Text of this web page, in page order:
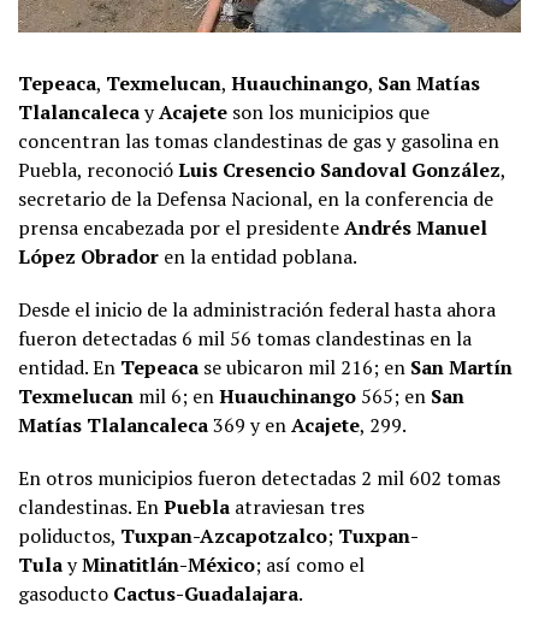
Tepeaca, Texmelucan, Huauchinango, San Matías
TlalancalecayAcajete son los municipios que
concentran las tomas clandestinas de gas y gasolina en
Puebla, reconocióLuis Cresencio Sandoval González,
secretario de la Defensa Nacional, en la conferencia de
prensa encabezada por el presidenteAndrés Manuel
López Obrador en la entidad poblana.
Desde el inicio de la administración federal hasta ahora
fueron detectadas 6 mil 56 tomas clandestinas en la
entidad. En Tepeaca se ubicaron mil 216; en San Martín
Texmelucan mil 6; enHuauchinango 565; en San
Matías Tlalancaleca369 y enAcajete, 299.
En otros municipios fueron detectadas 2 mil 602 tomas
clandestinas. EnPuebla atraviesan tres
poliductos, Tuxpan-Azcapotzalco; Tuxpan-
TulayMinatitlán-México; así como el
gasoducto Cactus-Guadalajara.